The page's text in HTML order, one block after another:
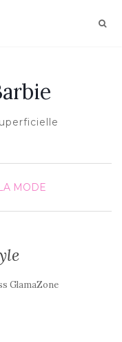
MODE
GlamaZone